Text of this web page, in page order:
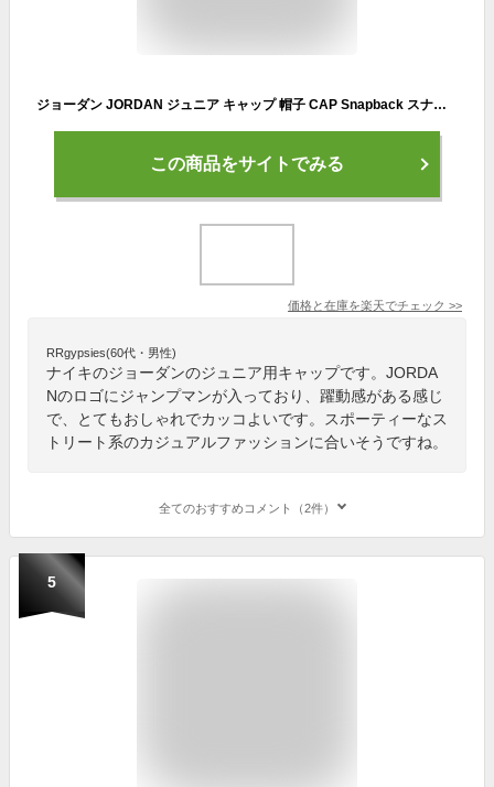
ジョーダン JORDAN ジュニア キャップ 帽子 CAP Snapback スナップバック ハット メンズ ユニセックス 正規品 9A0128 [帽子]
この商品をサイトでみる
価格と在庫を楽天でチェック >>
RRgypsies(60代・男性)
ナイキのジョーダンのジュニア用キャップです。JORDA
Nのロゴにジャンプマンが入っており、躍動感がある感じ
で、とてもおしゃれでカッコよいです。スポーティーなス
トリート系のカジュアルファッションに合いそうですね。
全てのおすすめコメント（2件）
5